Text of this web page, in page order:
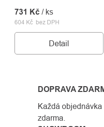
604 Kč bez DPH
731 Kč / ks
Detail
DOPRAVA
Každá
zdarma.